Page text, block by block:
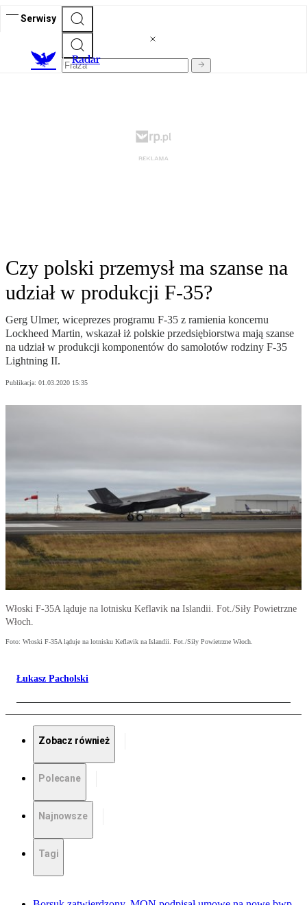
Serwisy
Radar
Czy polski przemysł ma szanse na
udział w produkcji F-35?
Gerg Ulmer, wiceprezes programu F-35 z ramienia koncernu
Lockheed Martin, wskazał iż polskie przedsiębiorstwa mają szanse
na udział w produkcji komponentów do samolotów rodziny F-35
Lightning II.
Publikacja: 01.03.2020 15:35
Włoski F-35A ląduje na lotnisku Keflavik na Islandii. Fot./Siły Powietrzne
Włoch.
Foto: Włoski F-35A ląduje na lotnisku Keflavik na Islandii. Fot./Siły Powietrzne Włoch.
Łukasz Pacholski
Zobacz również
Polecane
Najnowsze
Tagi